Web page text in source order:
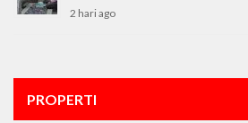
2 hari ago
PROPERTI